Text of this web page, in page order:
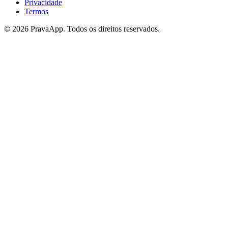
Privacidade
Termos
© 2026 PravaApp. Todos os direitos reservados.